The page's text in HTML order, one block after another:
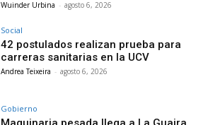
Wuinder Urbina - agosto 6, 2026
Social
42 postulados realizan prueba para
carreras sanitarias en la UCV
Andrea Teixeira - agosto 6, 2026
Gobierno